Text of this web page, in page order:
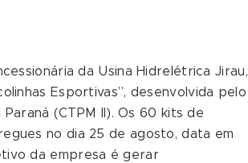
da Usina Hidrelétrica Jirau,
Esportivas”, desenvolvida pelo
(CTPM II). Os 60 kits de
no dia 25 de agosto, data em
da empresa é gerar